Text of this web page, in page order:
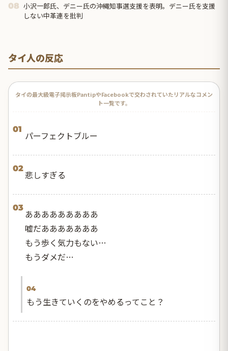
08 小沢一郎氏、デニー氏の沖縄知事選支援を表明。デニー氏を支援
しない中革連を批判
タイ人の反応
タイの最大級電子掲示板PantipやFacebookで交わされていたリアルなコメン
ト一覧です。
01
パーフェクトブルー
02
悲しすぎる
03
あああああああああ
嘘だあああああああ
もう歩く気力もない…
もうダメだ…
04
もう生きていくのをやめるってこと？